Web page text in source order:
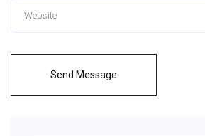
Send Message